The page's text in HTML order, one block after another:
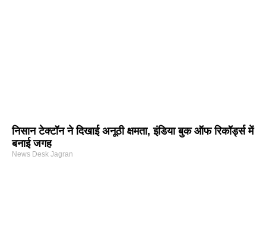
निसान टेक्टॉन ने दिखाई अनूठी क्षमता, इंडिया बुक ऑफ रिकॉर्ड्स में
बनाई जगह
News Desk Jagran